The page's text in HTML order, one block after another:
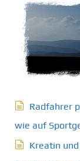
Radfahrer
wie auf
Kreatin